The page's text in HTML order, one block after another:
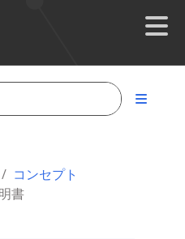
コンセプト
書